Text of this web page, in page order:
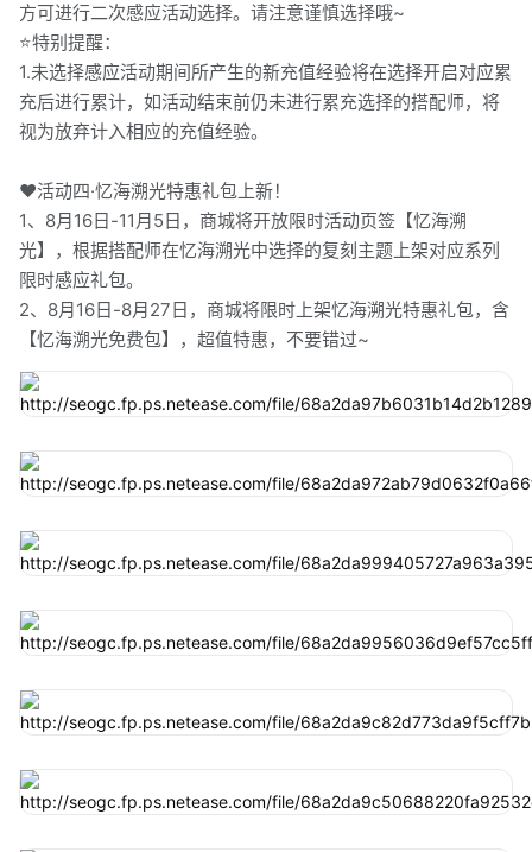
方可进行二次感应活动选择。请注意谨慎选择哦~
⭐特别提醒：
1.未选择感应活动期间所产生的新充值经验将在选择开启对应累
充后进行累计，如活动结束前仍未进行累充选择的搭配师，将
视为放弃计入相应的充值经验。
❤️活动四·忆海溯光特惠礼包上新！
1、8月16日-11月5日，商城将开放限时活动页签【忆海溯
光】，根据搭配师在忆海溯光中选择的复刻主题上架对应系列
限时感应礼包。
2、8月16日-8月27日，商城将限时上架忆海溯光特惠礼包，含
【忆海溯光免费包】，超值特惠，不要错过~